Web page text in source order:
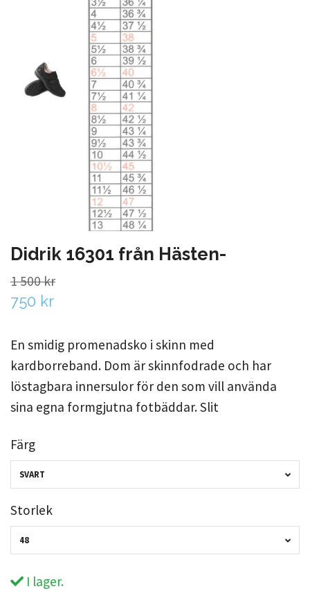
Didrik 16301 från Hästen-
1 500 kr
750 kr
En smidig promenadsko i skinn med
kardborreband. Dom är skinnfodrade och har
löstagbara innersulor för den som vill använda
sina egna formgjutna fotbäddar. Slit
Färg
SVART
Storlek
48
I lager.